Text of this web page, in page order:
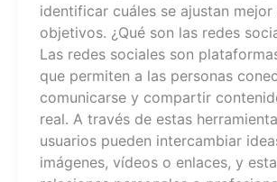
identificar cuáles se ajustan mejor
objetivos. ¿Qué son las redes
Las redes sociales son
que permiten a las personas
comunicarse y compartir
real. A través de estas
usuarios pueden intercambiar
imágenes, vídeos o enlaces, y